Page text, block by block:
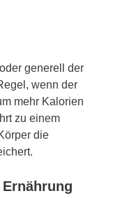
generell der
wenn der
mehr Kalorien
zu einem
die